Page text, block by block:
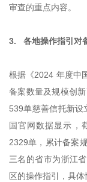
审查的重点内容。
3. 各地操作指引对
根据《2024 年度中
备案数量及规模创
539单慈善信托新设
国官网数据显示，
2329单，累计备案
三名的省市为浙江
区的操作指引，具体